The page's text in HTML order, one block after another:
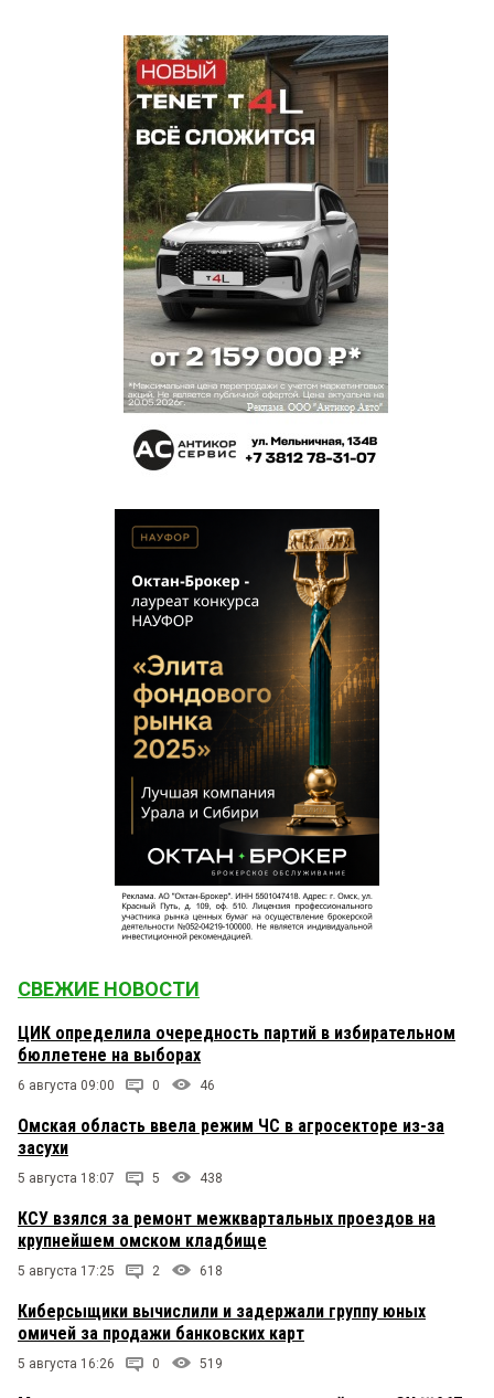
СВЕЖИЕ НОВОСТИ
ЦИК определила очередность партий в избирательном
бюллетене на выборах
6 августа 09:00 0 46
Омская область ввела режим ЧС в агросекторе из-за
засухи
5 августа 18:07 5 438
КСУ взялся за ремонт межквартальных проездов на
крупнейшем омском кладбище
5 августа 17:25 2 618
Киберсыщики вычислили и задержали группу юных
омичей за продажи банковских карт
5 августа 16:26 0 519